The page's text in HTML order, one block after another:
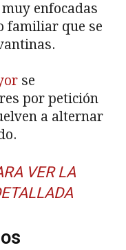
enfocadas
familiar que se
se
por petición
a alternar
VER LA